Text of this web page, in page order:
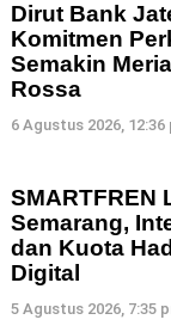
Dirut Bank
Komitmen
Semakin
Rossa
6 Agustus 2026, 12:36
SMARTFREN
Semarang,
dan Kuota
Digital
5 Agustus 2026, 7:35